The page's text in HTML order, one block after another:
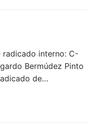
radicado interno: C-
Bermúdez Pinto
de…